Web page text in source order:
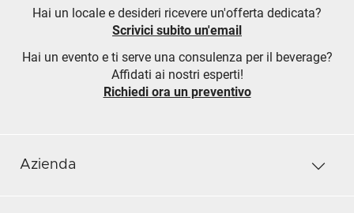
Hai un locale e desideri ricevere un'offerta dedicata?
Scrivici subito un'email
Hai un evento e ti serve una consulenza per il beverage?
Affidati ai nostri esperti!
Richiedi ora un preventivo
Azienda